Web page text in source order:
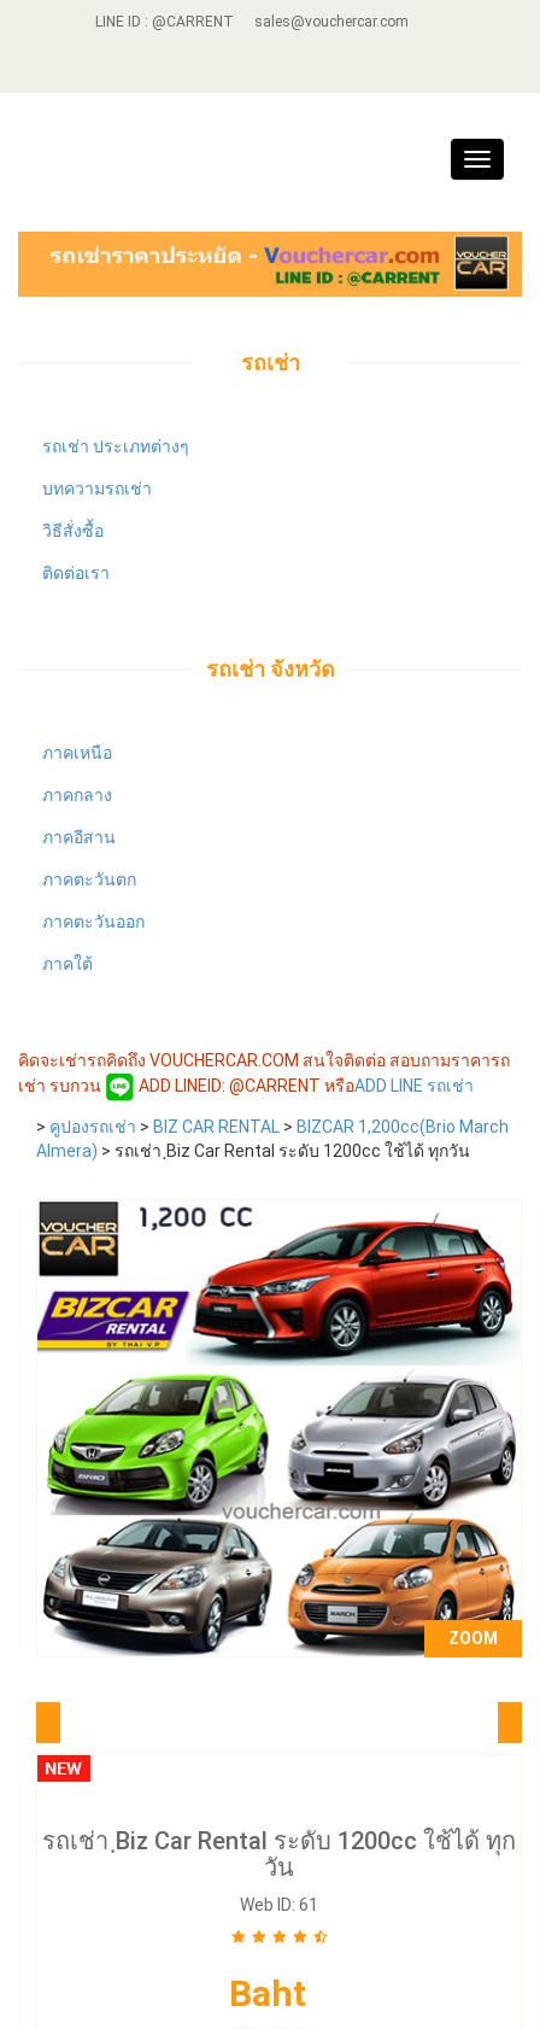
LINE ID : @CARRENT sales@vouchercar.com
Toggle
รถเช่า
รถเช่า ประเภทต่างๆ
บทความรถเช่า
วิธีสั่งซื้อ
ติดต่อเรา
รถเช่า จังหวัด
ภาคเหนือ
ภาคกลาง
ภาคอีสาน
ภาคตะวันตก
ภาคตะวันออก
ภาคใต้
คิดจะเช่ารถคิดถึง VOUCHERCAR.COM สนใจติดต่อ สอบถามราคารถ
เช่า รบกวน
ADD LINEID: @CARRENT หรือADD LINE รถเช่า
> คูปองรถเช่า > BIZ CAR RENTAL > BIZCAR 1,200cc(Brio March
Almera) > รถเช่า ฺBiz Car Rental ระดับ 1200cc ใช้ได้ ทุกวัน
ZOOM
รถเช่า ฺBiz Car Rental ระดับ 1200cc ใช้ได้ ทุก
วัน
Web ID: 61
Baht